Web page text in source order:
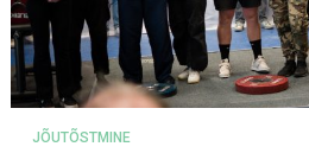
JÕUTÕSTMINE